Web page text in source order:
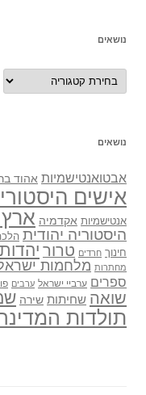
נושאים
נושאים
נושאים
אבטואנטישמיות אהוד
אישים
אנטישמיות אקדמיה
היסטוריה יהודית
חינוך חרדים טרור יהדות
מחתרות מלחמות
ספרים ערביי ישראל ערבים
שואה שחיתות שירה
תולדות